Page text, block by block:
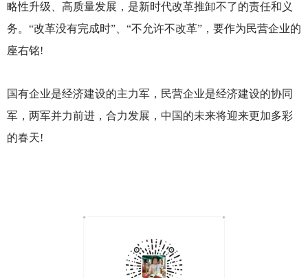
略性升级、高质量发展，是新时代改革推卸不了的责任和义
务。“改革没有完成时”、“不允许不改革”，要作为民营企业的
座右铭!
国有企业是经济建设的主力军，民营企业是经济建设的协同
军，两军并力前进，合力发展，中国的未来将迎来更加多彩
的春天!